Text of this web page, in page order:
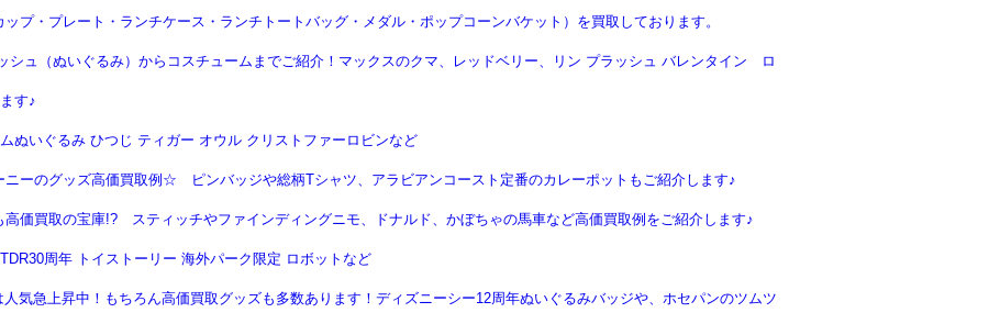
プ・プレート・ランチケース・ランチトートバッグ・メダル・ポップコーンバケット）を買取しております。
シュ（ぬいぐるみ）からコスチュームまでご紹介！マックスのクマ、レッドベリー、リン プラッシュ バレンタイン ロ
す♪
ぬいぐるみ ひつじ ティガー オウル クリストファーロビンなど
ニーのグッズ高価買取例☆ ピンバッジや総柄Tシャツ、アラビアンコースト定番のカレーポットもご紹介します♪
価買取の宝庫!? スティッチやファインディングニモ、ドナルド、かぼちゃの馬車など高価買取例をご紹介します♪
周年 トイストーリー 海外パーク限定 ロボットなど
気急上昇中！もちろん高価買取グッズも多数あります！ディズニーシー12周年ぬいぐるみバッジや、ホセパンのツムツ